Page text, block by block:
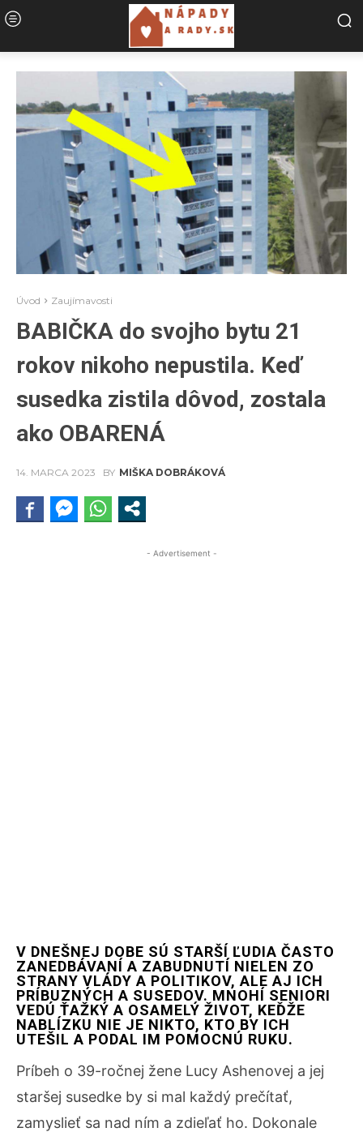
Úvod Zaujímavosti
BABIČKA do svojho bytu 21
rokov nikoho nepustila. Keď
susedka zistila dôvod, zostala
ako OBARENÁ
14. MARCA 2023 BY MIŠKA DOBRÁKOVÁ
- Advertisement -
V DNEŠNEJ DOBE SÚ STARŠÍ ĽUDIA ČASTO
ZANEDBÁVANÍ A ZABUDNUTÍ NIELEN ZO
STRANY VLÁDY A POLITIKOV, ALE AJ ICH
PRÍBUZNÝCH A SUSEDOV. MNOHÍ SENIORI
VEDÚ ŤAŽKÝ A OSAMELÝ ŽIVOT, KEĎŽE
NABLÍZKU NIE JE NIKTO, KTO BY ICH
UTEŠIL A PODAL IM POMOCNÚ RUKU.
Príbeh o 39-ročnej žene Lucy Ashenovej a jej
staršej susedke by si mal každý prečítať,
zamyslieť sa nad ním a zdieľať ho. Dokonale